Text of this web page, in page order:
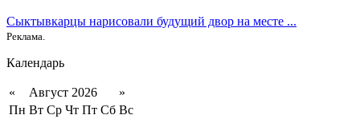
Сыктывкарцы нарисовали будущий двор на месте ...
Реклама.
Календарь
« Август 2026
»
Пн Вт Ср Чт Пт Сб Вс